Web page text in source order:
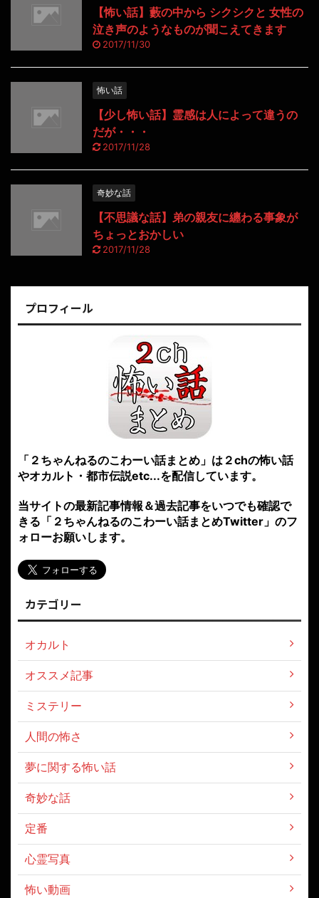
【怖い話】藪の中から シクシクと 女性の
泣き声のようなものが聞こえてきます
2017/11/30
怖い話
【少し怖い話】霊感は人によって違うの
だが・・・
2017/11/28
奇妙な話
【不思議な話】弟の親友に纏わる事象が
ちょっとおかしい
2017/11/28
プロフィール
「２ちゃんねるのこわーい話まとめ」は２chの怖い話
やオカルト・都市伝説etc...を配信しています。
当サイトの最新記事情報＆過去記事をいつでも確認で
きる「２ちゃんねるのこわーい話まとめTwitter」のフ
ォローお願いします。
カテゴリー
オカルト
オススメ記事
ミステリー
人間の怖さ
夢に関する怖い話
奇妙な話
定番
心霊写真
怖い動画